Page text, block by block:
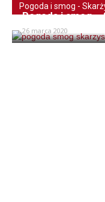
Pogoda i smog -
Pogoda i smog –
26 marca 2020